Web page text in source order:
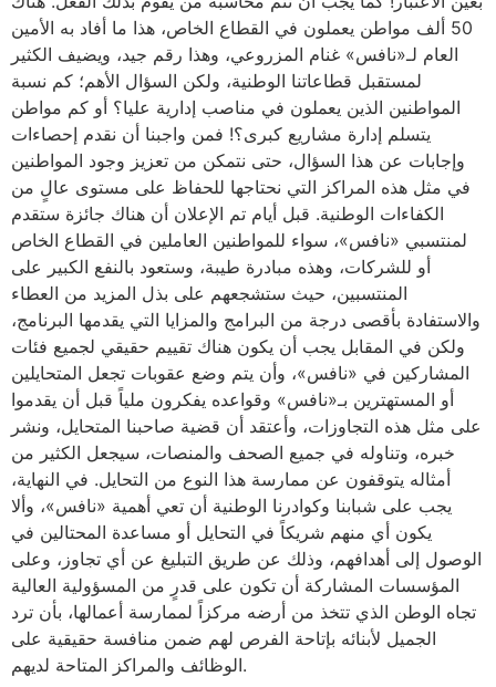
50 ألف مواطن يعملون في القطاع الخاص، هذا ما أفاد به الأمين
العام لـ«نافس» غنام المزروعي، وهذا رقم جيد، ويضيف الكثير
لمستقبل قطاعاتنا الوطنية، ولكن السؤال الأهم؛ كم نسبة
المواطنين الذين يعملون في مناصب إدارية عليا؟ أو كم مواطن
يتسلم إدارة مشاريع كبرى؟! فمن واجبنا أن نقدم إحصاءات
وإجابات عن هذا السؤال، حتى نتمكن من تعزيز وجود المواطنين
في مثل هذه المراكز التي نحتاجها للحفاظ على مستوى عالٍ من
الكفاءات الوطنية. قبل أيام تم الإعلان أن هناك جائزة ستقدم
لمنتسبي «نافس»، سواء للمواطنين العاملين في القطاع الخاص
أو للشركات، وهذه مبادرة طيبة، وستعود بالنفع الكبير على
المنتسبين، حيث ستشجعهم على بذل المزيد من العطاء
والاستفادة بأقصى درجة من البرامج والمزايا التي يقدمها البرنامج،
ولكن في المقابل يجب أن يكون هناك تقييم حقيقي لجميع فئات
المشاركين في «نافس»، وأن يتم وضع عقوبات تجعل المتحايلين
أو المستهترين بـ«نافس» وقواعده يفكرون ملياً قبل أن يقدموا
على مثل هذه التجاوزات، وأعتقد أن قضية صاحبنا المتحايل، ونشر
خبره، وتناوله في جميع الصحف والمنصات، سيجعل الكثير من
أمثاله يتوقفون عن ممارسة هذا النوع من التحايل. في النهاية،
يجب على شبابنا وكوادرنا الوطنية أن تعي أهمية «نافس»، وألا
يكون أي منهم شريكاً في التحايل أو مساعدة المحتالين في
الوصول إلى أهدافهم، وذلك عن طريق التبليغ عن أي تجاوز، وعلى
المؤسسات المشاركة أن تكون على قدرٍ من المسؤولية العالية
تجاه الوطن الذي تتخذ من أرضه مركزاً لممارسة أعمالها، بأن ترد
الجميل لأبنائه بإتاحة الفرص لهم ضمن منافسة حقيقية على
الوظائف والمراكز المتاحة لديهم.